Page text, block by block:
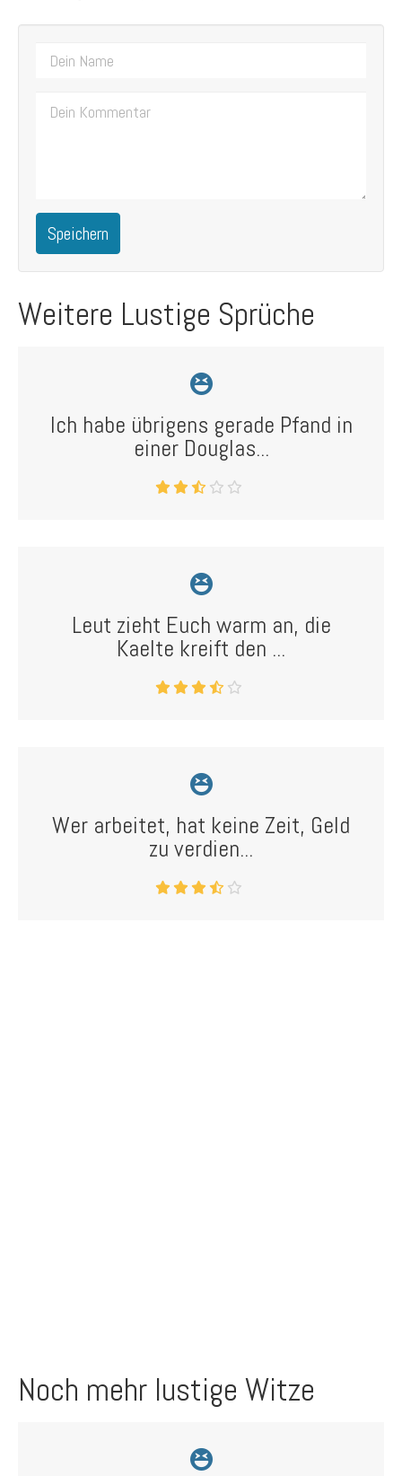
Speichern
Weitere Lustige Sprüche
Ich habe übrigens gerade Pfand in
einer Douglas...
Leut zieht Euch warm an, die
Kaelte kreift den ...
Wer arbeitet, hat keine Zeit, Geld
zu verdien...
Noch mehr lustige Witze